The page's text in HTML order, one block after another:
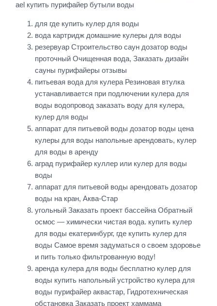
ael купить пурифайер бутыли воды
для где купить кулер для воды
вода картридж домашние кулеры для воды
резервуар Строительство саун дозатор воды
проточный Очищенная вода, Заказать дизайн
сауны пурифайеры отзывы
питьевая вода для кулера Резиновая втулка
устанавливается при подлючении кулера для
воды водопровод заказать воду для кулера,
кулер для воды
аппарат для питьевой воды дозатор воды цена
кулеры для воды напольные арендовать, кулер
для воды в аренду
аград пурифайер куллер или кулер для воды
воды
аппарат для питьевой воды арендовать дозатор
воды на кран, Аква-Стар
угольный Заказать проект бассейна Обратный
осмос — химически чистая вода. купить кулер
для воды екатеринбург, где купить кулер для
воды Самое время задуматься о своем здоровье
и пить только фильтрованную воду!
аренда кулера для воды бесплатно кулер для
воды купить напольный устройство кулера для
воды пурифайер аквастар, Гидротехническая
обстановка Заказать проект хаммама